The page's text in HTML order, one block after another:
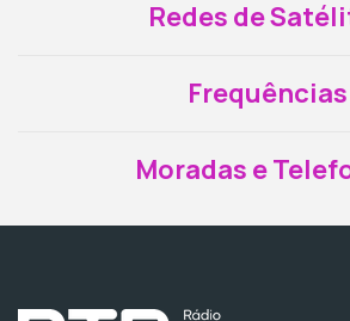
Redes de
Frequências
Moradas e